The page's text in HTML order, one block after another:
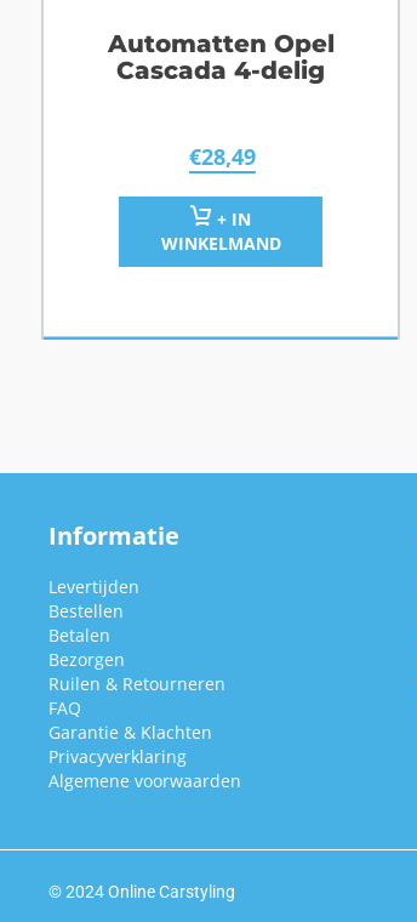
Automatten Opel
Cascada 4-delig
€28,49
+ IN
WINKELMAND
Informatie
Levertijden
Bestellen
Betalen
Bezorgen
Ruilen & Retourneren
FAQ
Garantie & Klachten
Privacyverklaring
Algemene voorwaarden
© 2024 Online Carstyling